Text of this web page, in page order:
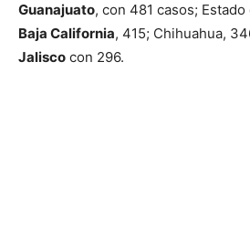
Guanajuato, con 481 casos;
Baja California, 415; Chihuahua,
Jalisco con 296.